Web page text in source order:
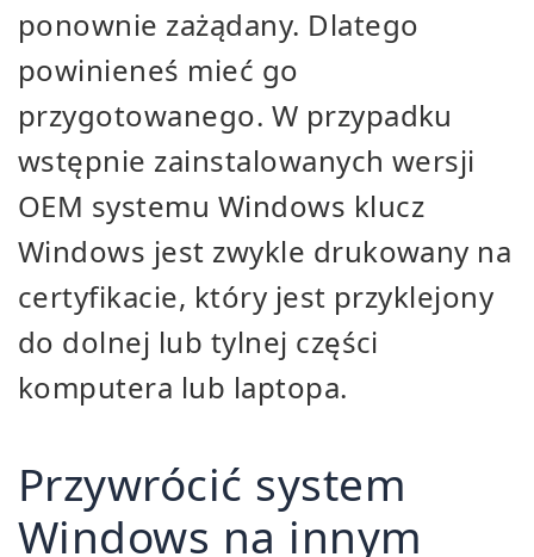
ponownie zażądany. Dlatego
powinieneś mieć go
przygotowanego. W przypadku
wstępnie zainstalowanych wersji
OEM systemu Windows klucz
Windows jest zwykle drukowany na
certyfikacie, który jest przyklejony
do dolnej lub tylnej części
komputera lub laptopa.
Przywrócić system
Windows na innym